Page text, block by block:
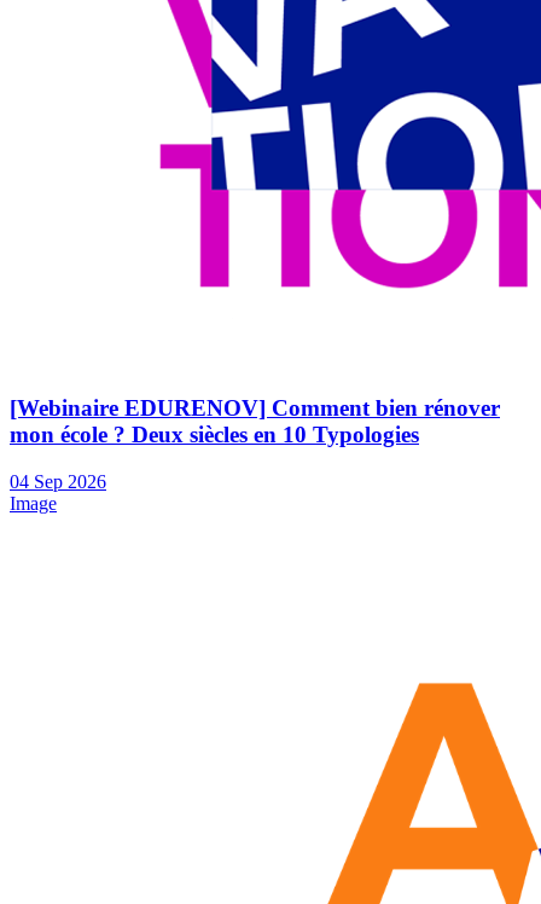
[Webinaire EDURENOV] Comment bien rénover
mon école ? Deux siècles en 10 Typologies
04 Sep 2026
Image